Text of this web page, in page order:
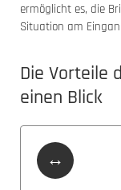
ermöglicht es, die
Situation am
Die Vorteile
einen Blick
↔